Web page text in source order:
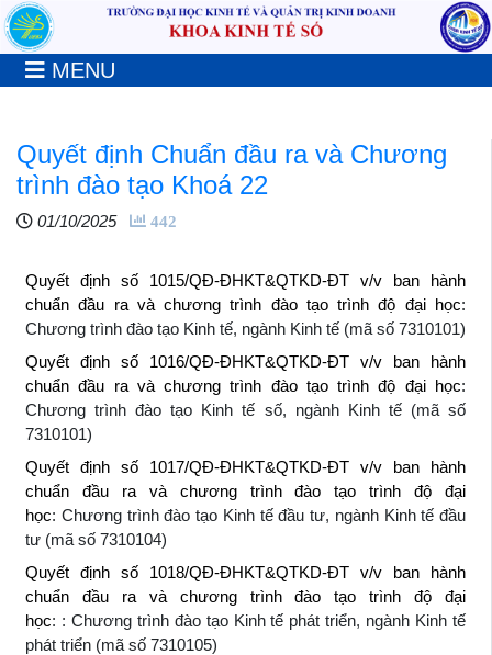
MENU
Quyết định Chuẩn đầu ra và Chương
trình đào tạo Khoá 22
01/10/2025 442
Quyết định số 1015/QĐ-ĐHKT&QTKD-ĐT v/v ban hành
chuẩn đầu ra và chương trình đào tạo trình độ đại học:
Chương trình đào tạo Kinh tế, ngành Kinh tế (mã số 7310101)
Quyết định số 1016/QĐ-ĐHKT&QTKD-ĐT v/v ban hành
chuẩn đầu ra và chương trình đào tạo trình độ đại học:
Chương trình đào tạo Kinh tế số, ngành Kinh tế (mã số
7310101)
Quyết định số 1017/QĐ-ĐHKT&QTKD-ĐT v/v ban hành
chuẩn đầu ra và chương trình đào tạo trình độ đại
học: Chương trình đào tạo Kinh tế đầu tư, ngành Kinh tế đầu
tư (mã số 7310104)
Quyết định số 1018/QĐ-ĐHKT&QTKD-ĐT v/v ban hành
chuẩn đầu ra và chương trình đào tạo trình độ đại
học: : Chương trình đào tạo Kinh tế phát triển, ngành Kinh tế
phát triển (mã số 7310105)